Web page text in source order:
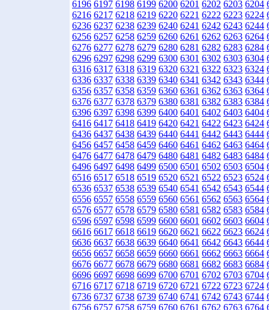
6196 6197 6198 6199 6200 6201 6202 6203 6204
6216 6217 6218 6219 6220 6221 6222 6223 6224
6236 6237 6238 6239 6240 6241 6242 6243 6244
6256 6257 6258 6259 6260 6261 6262 6263 6264
6276 6277 6278 6279 6280 6281 6282 6283 6284
6296 6297 6298 6299 6300 6301 6302 6303 6304
6316 6317 6318 6319 6320 6321 6322 6323 6324
6336 6337 6338 6339 6340 6341 6342 6343 6344
6356 6357 6358 6359 6360 6361 6362 6363 6364
6376 6377 6378 6379 6380 6381 6382 6383 6384
6396 6397 6398 6399 6400 6401 6402 6403 6404
6416 6417 6418 6419 6420 6421 6422 6423 6424
6436 6437 6438 6439 6440 6441 6442 6443 6444
6456 6457 6458 6459 6460 6461 6462 6463 6464
6476 6477 6478 6479 6480 6481 6482 6483 6484
6496 6497 6498 6499 6500 6501 6502 6503 6504
6516 6517 6518 6519 6520 6521 6522 6523 6524
6536 6537 6538 6539 6540 6541 6542 6543 6544
6556 6557 6558 6559 6560 6561 6562 6563 6564
6576 6577 6578 6579 6580 6581 6582 6583 6584
6596 6597 6598 6599 6600 6601 6602 6603 6604
6616 6617 6618 6619 6620 6621 6622 6623 6624
6636 6637 6638 6639 6640 6641 6642 6643 6644
6656 6657 6658 6659 6660 6661 6662 6663 6664
6676 6677 6678 6679 6680 6681 6682 6683 6684
6696 6697 6698 6699 6700 6701 6702 6703 6704
6716 6717 6718 6719 6720 6721 6722 6723 6724
6736 6737 6738 6739 6740 6741 6742 6743 6744
6756 6757 6758 6759 6760 6761 6762 6763 6764